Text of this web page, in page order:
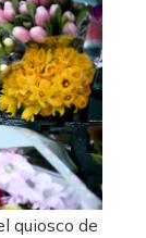
quiosco de